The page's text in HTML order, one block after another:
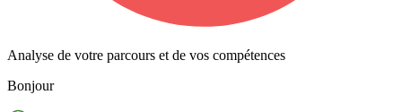
Analyse de votre parcours et de vos compétences
Bonjour